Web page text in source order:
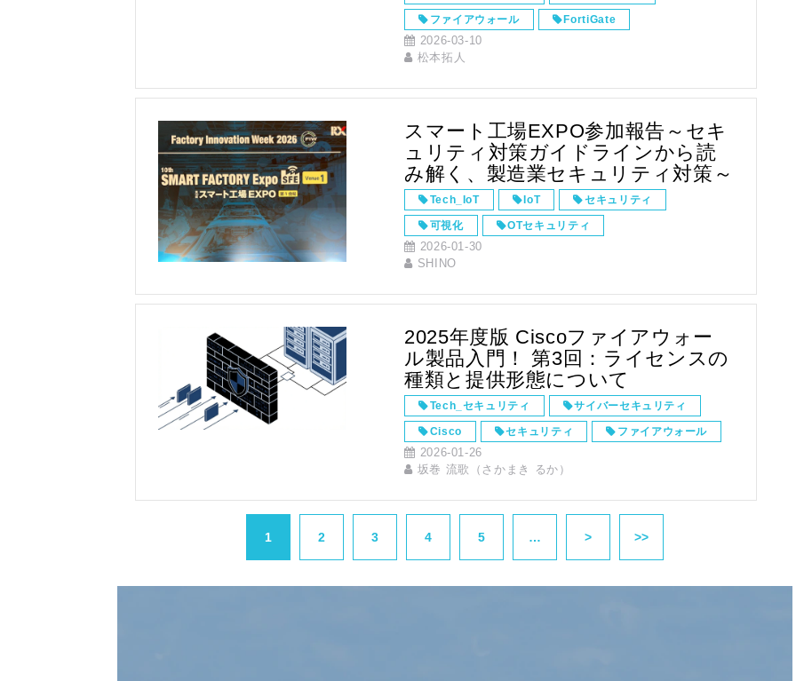
ファイアウォール FortiGate
FortiSASE
2026-03-10
松本拓人
スマート工場EXPO参加報告～セキ
ュリティ対策ガイドラインから読
み解く、製造業セキュリティ対策～
Tech_IoT IoT セキュリティ
可視化 OTセキュリティ
Nozomi Networks
2026-01-30
SHINO
2025年度版 Ciscoファイアウォー
ル製品入門！ 第3回：ライセンスの
種類と提供形態について
Tech_セキュリティ サイバーセキュリティ
Cisco セキュリティ ファイアウォール
Secure Firewall
2026-01-26
坂巻 流歌（さかまき るか）
1 2 3 4 5 … > >>